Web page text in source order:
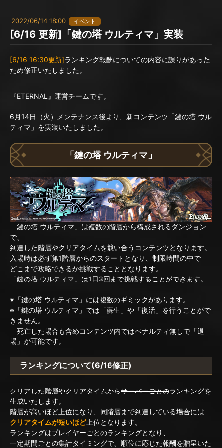
2022/06/14 18:00 イベント
[6/16 更新]「鍵の塔 ウルティマ」実装
[6/16 16:30更新]ランキング報酬についての内容に誤りがあった
ため修正いたしました。
『ETERNAL』運営チームです。
6月14日（火）メンテナンス後より、新コンテンツ「鍵の塔 ウル
ティマ」を実装いたしました。
「鍵の塔 ウルティマ」
「鍵の塔 ウルティマ」は複数の階層から構成されるダンジョン
で、
到達した階層やクリアタイムを競い合うコンテンツとなります。
入場時は必ず第1階層からのスタートとなり、制限時間の中で
どこまで攻略できるか挑戦することとなります。
「鍵の塔 ウルティマ」は1日3回まで挑戦することができます。
※「鍵の塔 ウルティマ」には複数のギミックがあります。
※「鍵の塔 ウルティマ」では「蘇生」や「復活」を行うことがで
きません。
死亡した場合も含めコンテンツ内ではペナルティ無しで「退
場」が可能です。
ランキングについて(6/16修正)
クリアした階層やクリアタイムからサーバーごとのランキングを
生成いたします。
階層が高いほど上位になり、同階層まで到達している場合には
クリアタイムが短いほど上位となります。
ランキングはプレイヤーごとのランキングとなり、
一定期間ごとの集計タイミングで、順位に応じた報酬を贈呈いた